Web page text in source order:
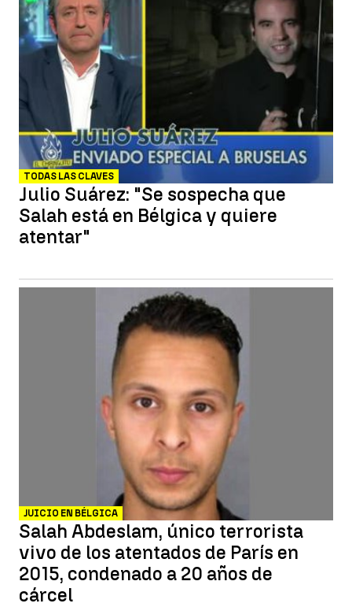
TODAS LAS CLAVES
Julio Suárez: "Se sospecha que
Salah está en Bélgica y quiere
atentar"
JUICIO EN BÉLGICA
Salah Abdeslam, único terrorista
vivo de los atentados de París en
2015, condenado a 20 años de
cárcel